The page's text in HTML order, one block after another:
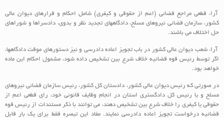
آراء قطعی مراجع قضائی (اعم از حقوقی و کیفری) شامل احکام و قرارهای دیوان عالی
کشور، سازمان قضائی نیروهای مسلح، دادگاههای تجدید نظر و بدوی، دادسراها و شوراهای
حل اختلاف می باشند.
آراء شعب دیوان عالی کشور در باب تجویز اعاده دادرسی و نیز دستورهای موقت دادگاهها،
اگر توسط رئیس قوه قضائیه خلاف شرع بین تشخیص داده شود، مشمول احکام این ماده
خواهد بود.
در صورتی که رئیس دیوان عالی کشور، دادستان کل کشور، رئیس سازمان قضائی نیروهای
مسلح و یا رئیس کل دادگستری استان در انجام وظایف قانونی خود، رای قطعی اعم از
حقوقی یا کیفری را خلاف شرع بین تشخیص دهند، می توانند با ذکر مستندات از رئیس قوه
قضائیه درخواست تجویز اعاده دادرسی نمایند. مفاد این تبصره فقط برای یک بار قابل